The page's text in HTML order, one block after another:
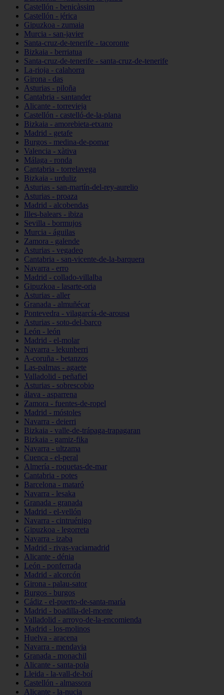
Castellón - benicàssim
Castellón - jérica
Gipuzkoa - zumaia
Murcia - san-javier
Santa-cruz-de-tenerife - tacoronte
Bizkaia - berriatua
Santa-cruz-de-tenerife - santa-cruz-de-tenerife
La-rioja - calahorra
Girona - das
Asturias - piloña
Cantabria - santander
Alicante - torrevieja
Castellón - castelló-de-la-plana
Bizkaia - amorebieta-etxano
Madrid - getafe
Burgos - medina-de-pomar
Valencia - xàtiva
Málaga - ronda
Cantabria - torrelavega
Bizkaia - urduliz
Asturias - san-martín-del-rey-aurelio
Asturias - proaza
Madrid - alcobendas
Illes-balears - ibiza
Sevilla - bormujos
Murcia - águilas
Zamora - galende
Asturias - vegadeo
Cantabria - san-vicente-de-la-barquera
Navarra - erro
Madrid - collado-villalba
Gipuzkoa - lasarte-oria
Asturias - aller
Granada - almuñécar
Pontevedra - vilagarcía-de-arousa
Asturias - soto-del-barco
León - león
Madrid - el-molar
Navarra - lekunberri
A-coruña - betanzos
Las-palmas - agaete
Valladolid - peñafiel
Asturias - sobrescobio
álava - asparrena
Zamora - fuentes-de-ropel
Madrid - móstoles
Navarra - deierri
Bizkaia - valle-de-trápaga-trapagaran
Bizkaia - gamiz-fika
Navarra - ultzama
Cuenca - el-peral
Almería - roquetas-de-mar
Cantabria - potes
Barcelona - mataró
Navarra - lesaka
Granada - granada
Madrid - el-vellón
Navarra - cintruénigo
Gipuzkoa - legorreta
Navarra - izaba
Madrid - rivas-vaciamadrid
Alicante - dénia
León - ponferrada
Madrid - alcorcón
Girona - palau-sator
Burgos - burgos
Cádiz - el-puerto-de-santa-maría
Madrid - boadilla-del-monte
Valladolid - arroyo-de-la-encomienda
Madrid - los-molinos
Huelva - aracena
Navarra - mendavia
Granada - monachil
Alicante - santa-pola
Lleida - la-vall-de-boí
Castellón - almassora
Alicante - la-nucia